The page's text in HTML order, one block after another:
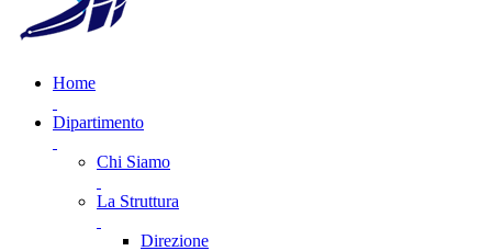
Home
Dipartimento
Chi Siamo
La Struttura
Direzione